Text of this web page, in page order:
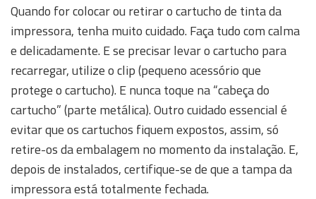
Quando for colocar ou retirar o cartucho de tinta da
impressora, tenha muito cuidado. Faça tudo com calma
e delicadamente. E se precisar levar o cartucho para
recarregar, utilize o clip (pequeno acessório que
protege o cartucho). E nunca toque na “cabeça do
cartucho” (parte metálica). Outro cuidado essencial é
evitar que os cartuchos fiquem expostos, assim, só
retire-os da embalagem no momento da instalação. E,
depois de instalados, certifique-se de que a tampa da
impressora está totalmente fechada.